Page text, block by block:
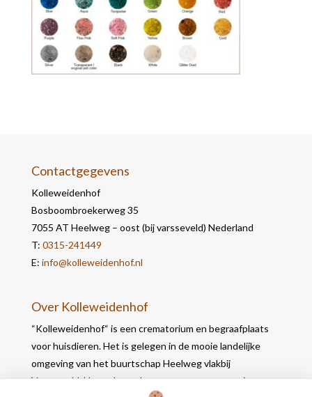
Contactgegevens
Kolleweidenhof
Bosboombroekerweg 35
7055 AT Heelweg – oost (bij varsseveld) Nederland
T: 0315-241449
E: info@kolleweidenhof.nl
Over Kolleweidenhof
“Kolleweidenhof“ is een crematorium en begraafplaats
voor huisdieren. Het is gelegen in de mooie landelijke
omgeving van het buurtschap Heelweg vlakbij
Varsseveld. Het gebouw bevat naast een crematie- en